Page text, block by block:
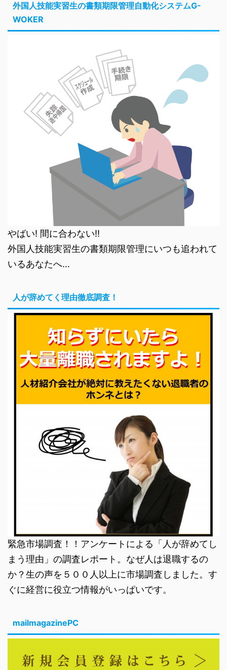
外国人技能実習生の書類期限管理自動化システムG-
WOKER
やばい! 間に合わない!!
外国人技能実習生の書類期限管理にいつも追われて
いるあなたへ…
人が辞めてく理由徹底調査！
緊急市場調査！！アンケートによる「人が辞めてし
まう理由」の調査レポート。なぜ人は退職するの
か？生の声を５００人以上に市場調査しました。す
ぐに経営に役立つ情報がいっぱいです。
mailmagazinePC